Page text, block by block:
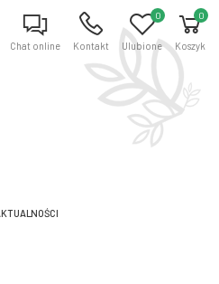
Chat online Kontakt Ulubione
0 0
Koszyk